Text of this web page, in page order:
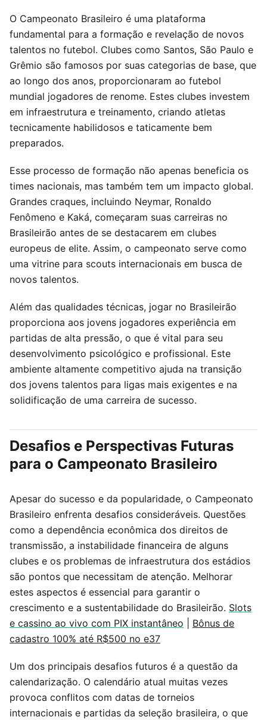
O Campeonato Brasileiro é uma plataforma
fundamental para a formação e revelação de novos
talentos no futebol. Clubes como Santos, São Paulo e
Grêmio são famosos por suas categorias de base, que
ao longo dos anos, proporcionaram ao futebol
mundial jogadores de renome. Estes clubes investem
em infraestrutura e treinamento, criando atletas
tecnicamente habilidosos e taticamente bem
preparados.
Esse processo de formação não apenas beneficia os
times nacionais, mas também tem um impacto global.
Grandes craques, incluindo Neymar, Ronaldo
Fenômeno e Kaká, começaram suas carreiras no
Brasileirão antes de se destacarem em clubes
europeus de elite. Assim, o campeonato serve como
uma vitrine para scouts internacionais em busca de
novos talentos.
Além das qualidades técnicas, jogar no Brasileirão
proporciona aos jovens jogadores experiência em
partidas de alta pressão, o que é vital para seu
desenvolvimento psicológico e profissional. Este
ambiente altamente competitivo ajuda na transição
dos jovens talentos para ligas mais exigentes e na
solidificação de uma carreira de sucesso.
Desafios e Perspectivas Futuras
para o Campeonato Brasileiro
Apesar do sucesso e da popularidade, o Campeonato
Brasileiro enfrenta desafios consideráveis. Questões
como a dependência econômica dos direitos de
transmissão, a instabilidade financeira de alguns
clubes e os problemas de infraestrutura dos estádios
são pontos que necessitam de atenção. Melhorar
estes aspectos é essencial para garantir o
crescimento e a sustentabilidade do Brasileirão. Slots
e cassino ao vivo com PIX instantâneo
Bônus de
cadastro 100% até R$500 no e37
Um dos principais desafios futuros é a questão da
calendarização. O calendário atual muitas vezes
provoca conflitos com datas de torneios
internacionais e partidas da seleção brasileira, o que